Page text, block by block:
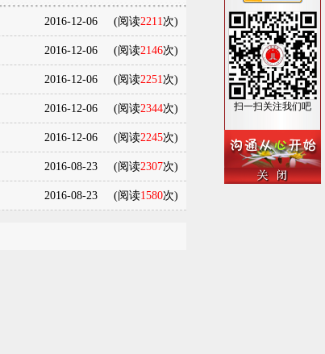
(阅读2211次)
2016-12-06
(阅读2146次)
2016-12-06
(阅读2251次)
2016-12-06
(阅读2344次)
2016-12-06
(阅读2245次)
2016-12-06
(阅读2307次)
2016-08-23
(阅读1580次)
2016-08-23
扫一扫关注我们吧